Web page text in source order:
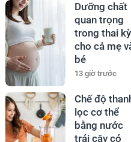
Dưỡng chất
quan trọng
trong thai kỳ
cho cả mẹ
bé
13 giờ trước
Chế độ
lọc cơ thể
bằng nước
trái cây có